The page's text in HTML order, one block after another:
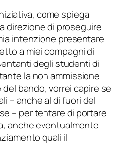
come spiega
direzione di proseguire
intenzione presentare
a miei compagni di
degli studenti di
la non ammissione
bando, vorrei capire se
– anche al di fuori del
– per tentare di portare
anche eventualmente
quali il